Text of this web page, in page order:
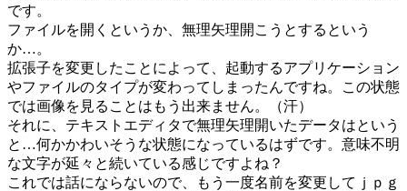
です。
ファイルを開くというか、無理矢理開こうとするという
か…。
拡張子を変更したことによって、起動するアプリケーション
やファイルのタイプが変わってしまったんですね。この状態
では画像を見ることはもう出来ません。（汗）
それに、テキストエディタで無理矢理開いたデータはという
と…何かかわいそうな状態になっているはずです。意味不明
な文字が延々と続いている感じですよね？
これでは話にならないので、もう一度名前を変更してｊｐｇ